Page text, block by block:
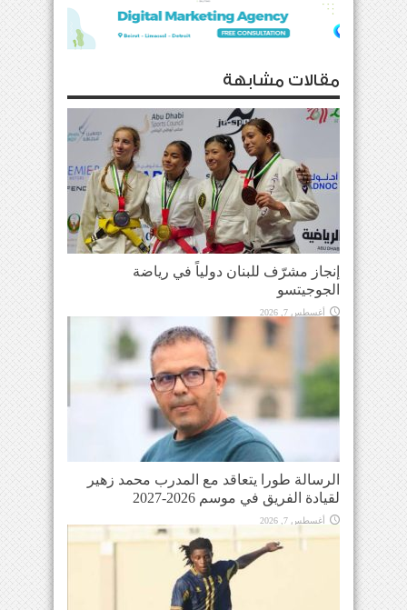
مقالات مشابهة
إنجاز مشرّف للبنان دولياً في رياضة
الجوجيتسو
أغسطس 7, 2026
الرسالة طورا يتعاقد مع المدرب محمد زهير
لقيادة الفريق في موسم 2026-2027
أغسطس 7, 2026